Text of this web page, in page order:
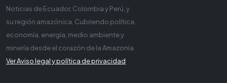
Noticias de Ecuador, Colombia y Perú, y
su región amazónica. Cubriendo política,
economía, energía, medio ambiente y
minería desde el corazón de la Amazonía
Ver Aviso legal y política de privacidad